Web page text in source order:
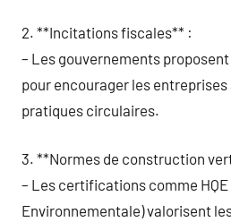
2. **Incitations fiscales** :
– Les gouvernements
pour encourager les
pratiques circulaires.
3. **Normes de construction
– Les certifications comme HQE
Environnementale) valorisent